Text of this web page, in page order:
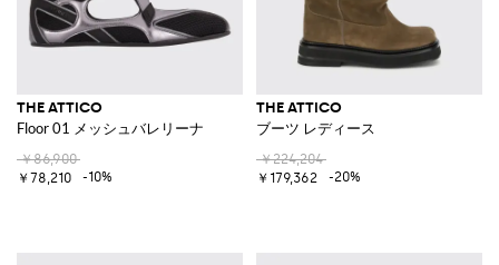
THE ATTICO
Floor 01 メッシュバレリーナ
￥86,900
￥78,210
-10%
THE ATTICO
ブーツ レディース
￥224,204
￥179,362
-20%